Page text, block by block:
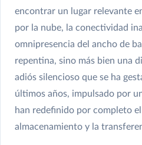
encontrar un lugar relevante
por la nube, la conectividad
omnipresencia del ancho de
repentina, sino más bien una
adiós silencioso que se ha
últimos años, impulsado por
han redefinido por completo el
almacenamiento y la